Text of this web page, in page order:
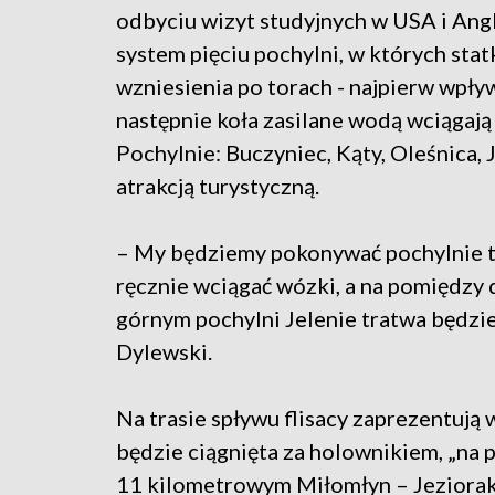
odbyciu wizyt studyjnych w USA i
system pięciu pochylni, w których
wzniesienia po torach - najpierw
następnie koła zasilane wodą
Pochylnie: Buczyniec, Kąty, Oleśnica,
atrakcją turystyczną.
– My będziemy pokonywać
ręcznie wciągać wózki, a na
górnym pochylni Jelenie tratwa
Dylewski.
Na trasie spływu flisacy
będzie ciągnięta za holownikiem, „na
11 kilometrowym Miłomłyn –